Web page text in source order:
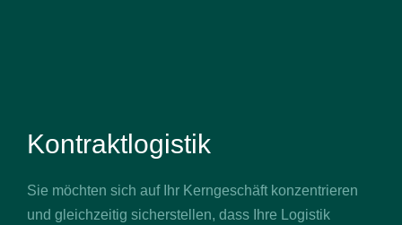
Kontraktlogistik
Sie möchten sich auf Ihr Kerngeschäft konzentrieren
und gleichzeitig sicherstellen, dass Ihre Logistik